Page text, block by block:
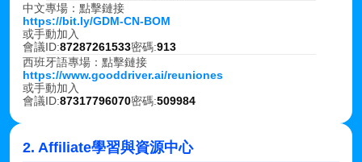
中文專場：點擊鏈接
https://bit.ly/GDM-CN-BOM
或手動加入
會議ID:87287261533密碼:913
西班牙語專場：點擊鏈接
https://www.gooddriver.ai/reuniones
或手動加入
會議ID:87317796070密碼:509984
2. Affiliate學習與資源中心